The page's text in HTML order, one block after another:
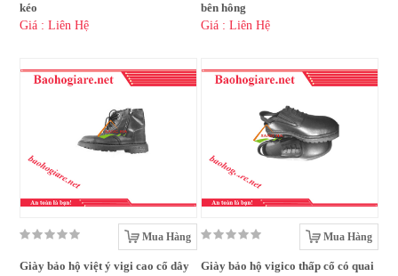
kéo
Giá : Liên Hệ
bên hông
Giá : Liên Hệ
Mua Hàng
Giày bảo hộ việt ý vigi cao cổ dây
Mua Hàng
Giày bảo hộ vigico thấp cổ có quai